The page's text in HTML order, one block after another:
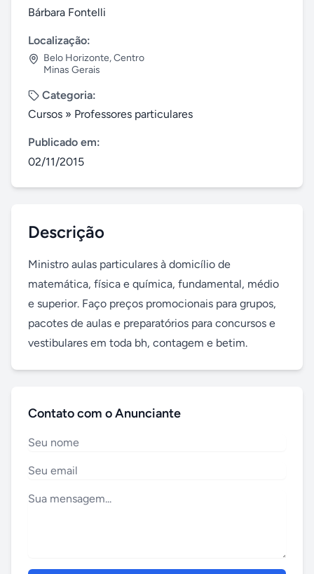
Bárbara Fontelli
Localização:
Belo Horizonte,Centro
Minas Gerais
Categoria:
Cursos » Professores particulares
Publicado em:
02/11/2015
Descrição
Ministro aulas particulares à domicílio de
matemática, física e química, fundamental, médio
e superior. Faço preços promocionais para grupos,
pacotes de aulas e preparatórios para concursos e
vestibulares em toda bh, contagem e betim.
Contato com o Anunciante